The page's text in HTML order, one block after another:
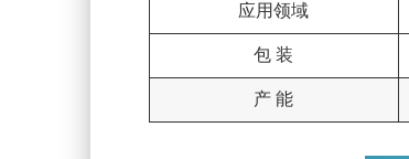
应用领域
包 装
产 能